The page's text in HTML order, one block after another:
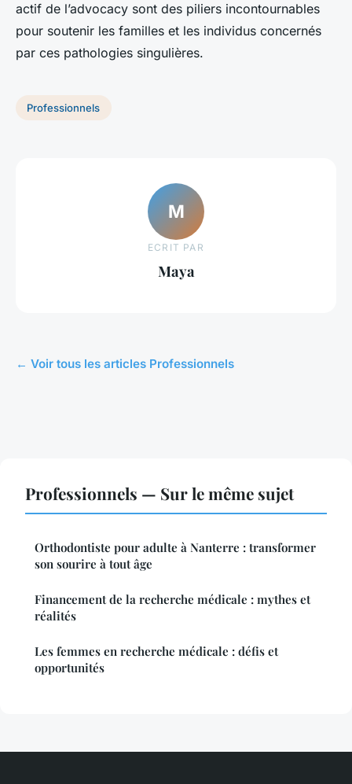
actif de l’advocacy sont des piliers incontournables
pour soutenir les familles et les individus concernés
par ces pathologies singulières.
Professionnels
M
ECRIT PAR
Maya
← Voir tous les articles Professionnels
Professionnels — Sur le même sujet
Orthodontiste pour adulte à Nanterre : transformer
son sourire à tout âge
Financement de la recherche médicale : mythes et
réalités
Les femmes en recherche médicale : défis et
opportunités